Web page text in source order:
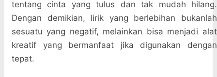
tentang cinta yang tulus dan tak mudah hilang.
Dengan demikian, lirik yang berlebihan bukanlah
sesuatu yang negatif, melainkan bisa menjadi alat
kreatif yang bermanfaat jika digunakan dengan
tepat.